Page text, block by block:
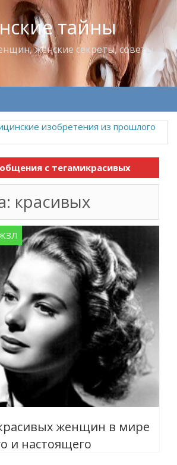
тайны
женские секреты, советы
изобретения из прошлого
с тегамикрасивых
красивых
женщин в мире
и настоящего